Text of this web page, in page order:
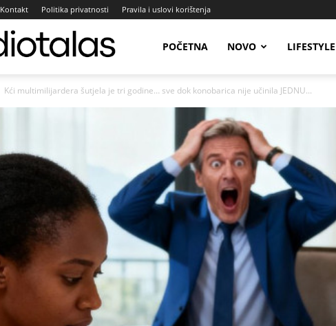
Kontakt Politika privatnosti Pravila i uslovi korištenja
POČETNA NOVO LIFESTYLE
Kći multimilijardera šutjela je tri godine… sve dok konobarica nije učinila JEDNU...